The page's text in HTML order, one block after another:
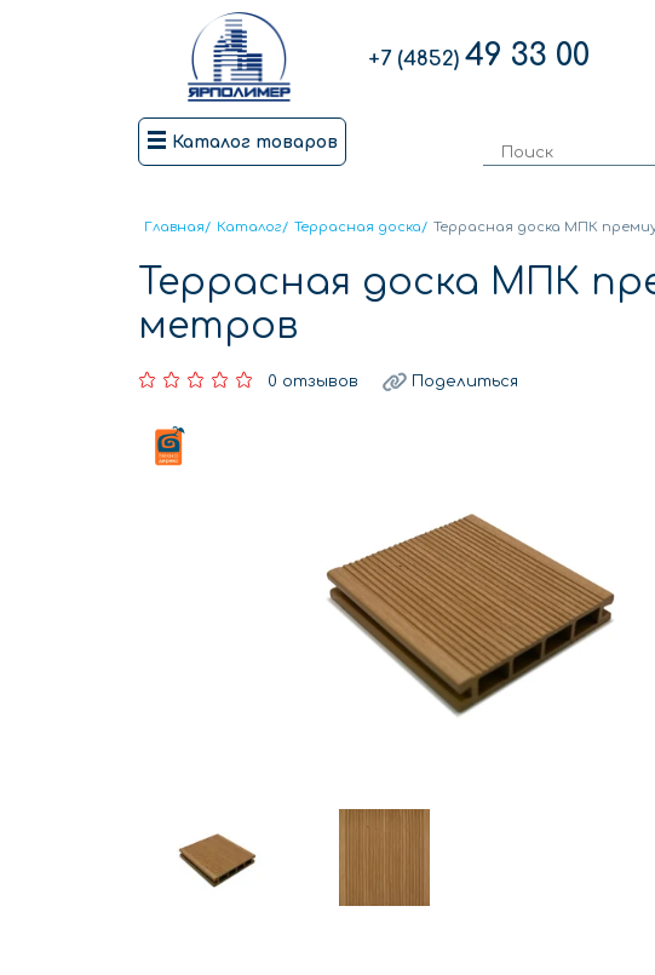
+7 (4852) 49 33 00
Каталог товаров
Главная/ Каталог/ Террасная доска/ Террасная доска МПК
Террасная доска МПК
метров
0 отзывов Поделиться